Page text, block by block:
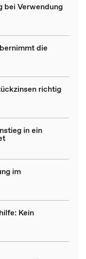
bei Verwendung
die
richtig
in ein
im
Kein